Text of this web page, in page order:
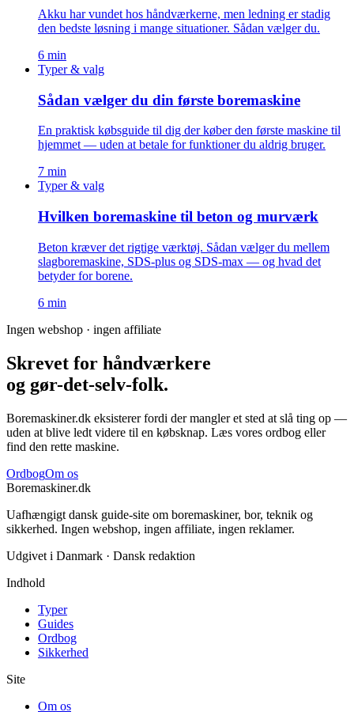
Akku har vundet hos håndværkerne, men ledning er stadig
den bedste løsning i mange situationer. Sådan vælger du.
6 min
Typer & valg
Sådan vælger du din første boremaskine
En praktisk købsguide til dig der køber den første maskine til
hjemmet — uden at betale for funktioner du aldrig bruger.
7 min
Typer & valg
Hvilken boremaskine til beton og murværk
Beton kræver det rigtige værktøj. Sådan vælger du mellem
slagboremaskine, SDS-plus og SDS-max — og hvad det
betyder for borene.
6 min
Ingen webshop · ingen affiliate
Skrevet for håndværkere
og gør-det-selv-folk.
Boremaskiner.dk eksisterer fordi der mangler et sted at slå ting op —
uden at blive ledt videre til en købsknap. Læs vores ordbog eller
find den rette maskine.
OrdbogOm os
Boremaskiner.dk
Uafhængigt dansk guide-site om boremaskiner, bor, teknik og
sikkerhed. Ingen webshop, ingen affiliate, ingen reklamer.
Udgivet i Danmark · Dansk redaktion
Indhold
Typer
Guides
Ordbog
Sikkerhed
Site
Om os